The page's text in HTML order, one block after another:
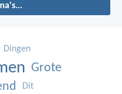
Dingen
Grote
Dit